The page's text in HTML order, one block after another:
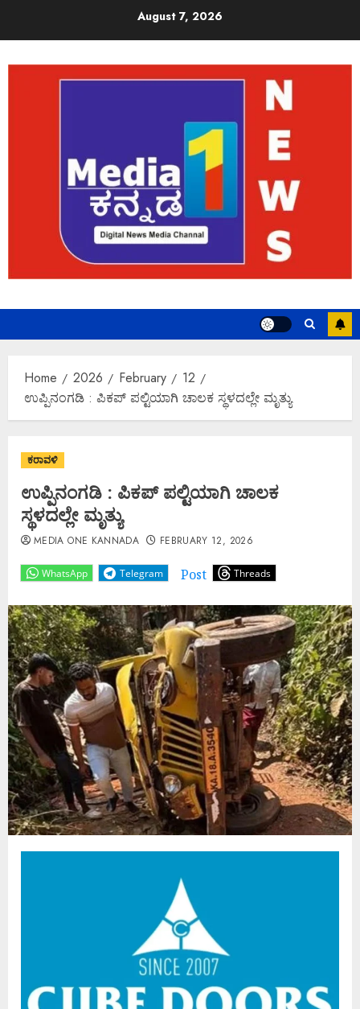
August 7, 2026
Home 2026 February
12
ಉಪ್ಪಿನಂಗಡಿ : ಪಿಕಪ್ ಪಲ್ಟಿಯಾಗಿ ಚಾಲಕ ಸ್ಥಳದಲ್ಲೇ ಮೃತ್ಯು
ಕರಾವಳಿ
ಉಪ್ಪಿನಂಗಡಿ : ಪಿಕಪ್ ಪಲ್ಟಿಯಾಗಿ ಚಾಲಕ
ಸ್ಥಳದಲ್ಲೇ ಮೃತ್ಯು
WhatsApp Telegram Post Threads
MEDIA ONE KANNADA FEBRUARY 12, 2026